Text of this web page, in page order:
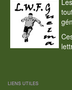
LIENS UTILES